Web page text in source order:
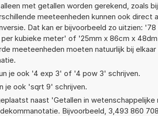
met getallen worden gerekend, zoals
meeteenheden kunnen ook direct
Dat kan er bijvoorbeeld zo uitzien:
kubieke meter' of '25mm x 86cm x
meeteenheden moeten natuurlijk bij
je ook '4 exp 3' of '4 pow 3' schrijven.
je ook 'sqrt 9' schrijven.
naast 'Getallen in
Bijvoorbeeld, 3,493 860